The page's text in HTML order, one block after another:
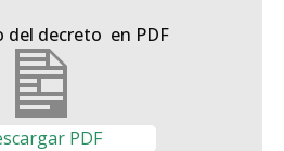
del decreto en PDF
PDF